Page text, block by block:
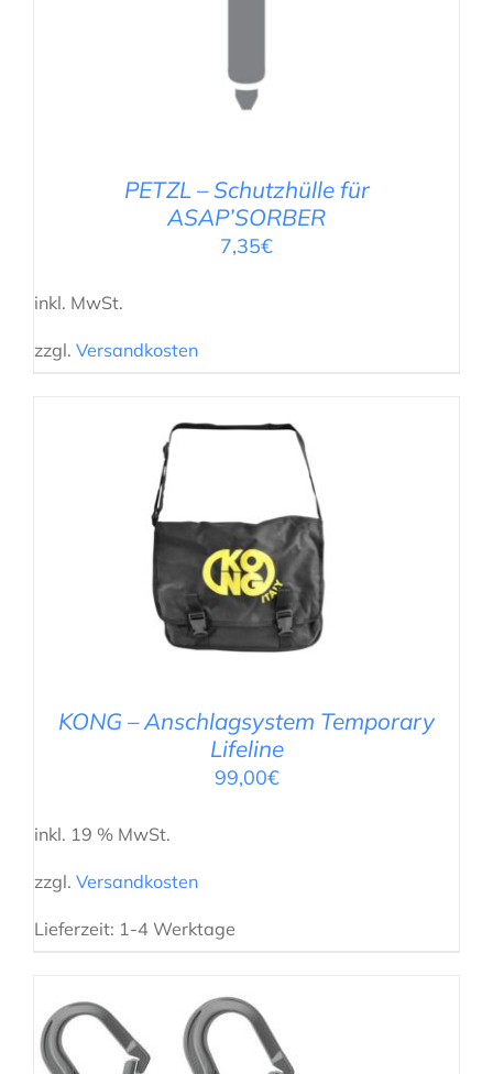
PETZL – Schutzhülle für
ASAP’SORBER
7,35€
inkl. MwSt.
zzgl. Versandkosten
IN DEN WARENKORB / DETAILS
KONG – Anschlagsystem Temporary
Lifeline
99,00€
inkl. 19 % MwSt.
zzgl. Versandkosten
Lieferzeit: 1-4 Werktage